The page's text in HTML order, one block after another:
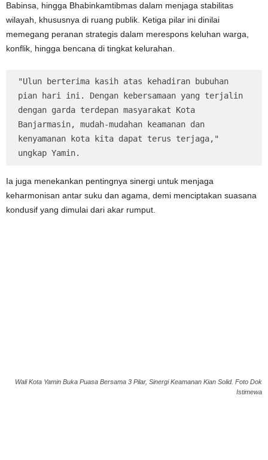
Babinsa, hingga Bhabinkamtibmas dalam menjaga stabilitas
wilayah, khususnya di ruang publik. Ketiga pilar ini dinilai
memegang peranan strategis dalam merespons keluhan warga,
konflik, hingga bencana di tingkat kelurahan.
"Ulun berterima kasih atas kehadiran bubuhan
pian hari ini. Dengan kebersamaan yang terjalin
dengan garda terdepan masyarakat Kota
Banjarmasin, mudah-mudahan keamanan dan
kenyamanan kota kita dapat terus terjaga,"
ungkap Yamin.
Ia juga menekankan pentingnya sinergi untuk menjaga
keharmonisan antar suku dan agama, demi menciptakan suasana
kondusif yang dimulai dari akar rumput.
Wali Kota Yamin Buka Puasa Bersama 3 Pilar, Sinergi Keamanan Kian Solid. Foto Dok
Istimewa